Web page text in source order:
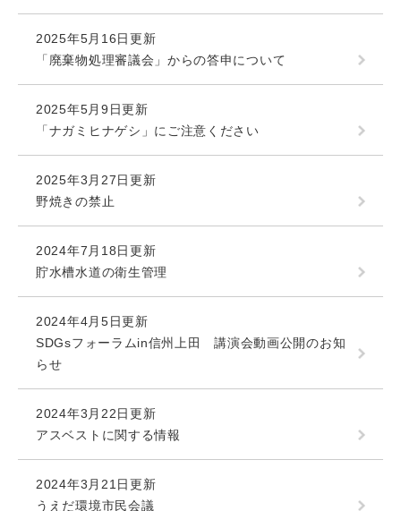
2025年5月16日更新
「廃棄物処理審議会」からの答申について
2025年5月9日更新
「ナガミヒナゲシ」にご注意ください
2025年3月27日更新
野焼きの禁止
2024年7月18日更新
貯水槽水道の衛生管理
2024年4月5日更新
SDGsフォーラムin信州上田 講演会動画公開のお知
らせ
2024年3月22日更新
アスベストに関する情報
2024年3月21日更新
うえだ環境市民会議